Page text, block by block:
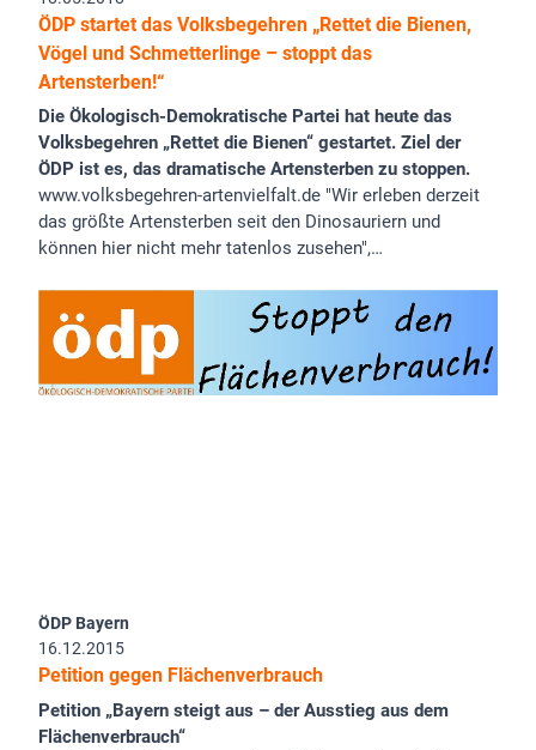
ÖDP startet das Volksbegehren „Rettet die Bienen,
Vögel und Schmetterlinge – stoppt das
Artensterben!“
Die Ökologisch-Demokratische Partei hat heute das
Volksbegehren „Rettet die Bienen“ gestartet. Ziel der
ÖDP ist es, das dramatische Artensterben zu stoppen.
www.volksbegehren-artenvielfalt.de "Wir erleben derzeit
das größte Artensterben seit den Dinosauriern und
können hier nicht mehr tatenlos zusehen",…
ÖDP Bayern
16.12.2015
Petition gegen Flächenverbrauch
Petition „Bayern steigt aus – der Ausstieg aus dem
Flächenverbrauch“